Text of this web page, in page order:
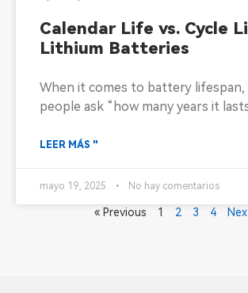
Calendar Life vs. Cycle
Lithium Batteries
When it comes to battery lifespan,
people ask “how many years it
LEER MÁS "
mayo 19, 2025 No hay comentarios
« Previous 1 2 3 4